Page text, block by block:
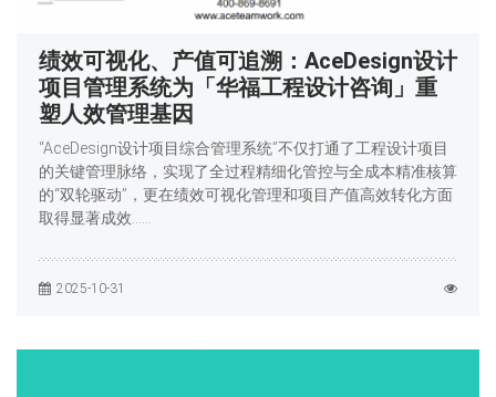
绩效可视化、产值可追溯：AceDesign设计
项目管理系统为「华福工程设计咨询」重
塑人效管理基因
“AceDesign设计项目综合管理系统”不仅打通了工程设计项目
的关键管理脉络，实现了全过程精细化管控与全成本精准核算
的“双轮驱动”，更在绩效可视化管理和项目产值高效转化方面
取得显著成效……
2025-10-31